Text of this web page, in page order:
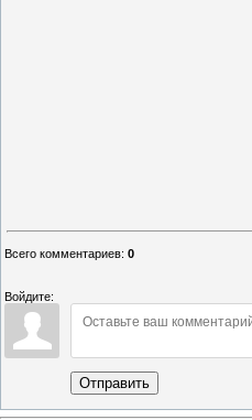
Всего комментариев: 0
Войдите:
Отправить